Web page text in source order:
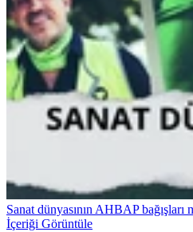
Sanat dünyasının AHBAP bağışları
İçeriği Görüntüle